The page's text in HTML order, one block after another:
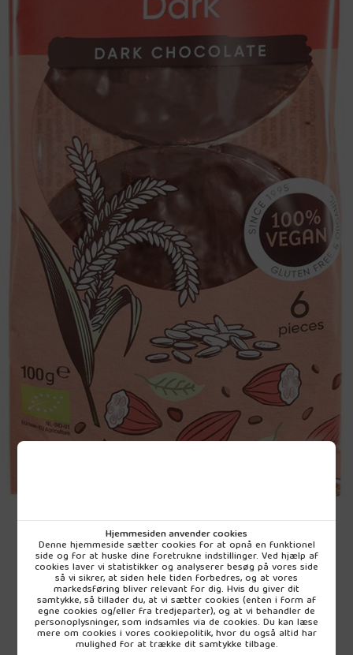
Hjemmesiden anvender cookies
Denne hjemmeside sætter cookies for at opnå en funktionel
side og for at huske dine foretrukne indstillinger. Ved hjælp af
cookies laver vi statistikker og analyserer besøg på vores side
så vi sikrer, at siden hele tiden forbedres, og at vores
markedsføring bliver relevant for dig. Hvis du giver dit
samtykke, så tillader du, at vi sætter cookies (enten i form af
egne cookies og/eller fra tredjeparter), og at vi behandler de
personoplysninger, som indsamles via de cookies. Du kan læse
mere om cookies i vores cookiepolitik, hvor du også altid har
mulighed for at trække dit samtykke tilbage.
Vejl. udsalg
33,95 DKK
pr. stk (inkl. moms)
Colli: 12 stk (leveres kun i hele colli)